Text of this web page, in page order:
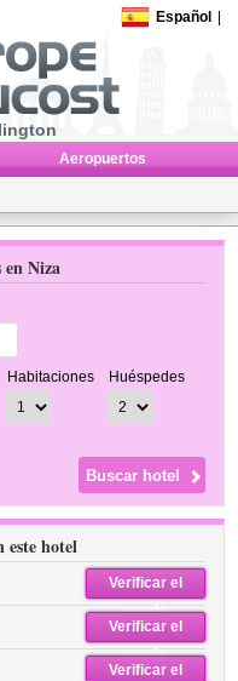
Español
Aeropuertos
en Niza
Habitaciones Huéspedes
este hotel
Verificar el
precio
Verificar el
precio
Verificar el